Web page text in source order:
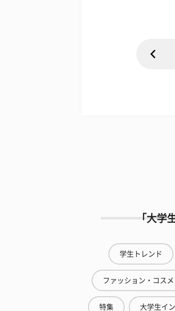
「大学
学生トレンド
ファッション・コスメ
特集 大学生イ